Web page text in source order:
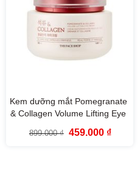
Kem dưỡng mắt Pomegranate
& Collagen Volume Lifting Eye
899.000₫ Giá
459.000 ₫Giá